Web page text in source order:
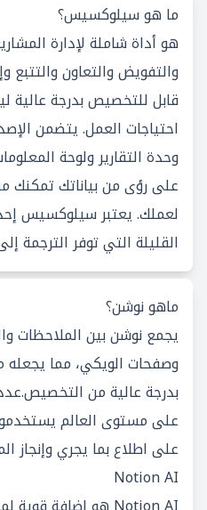
ما هو سيلوكسيس؟
هو أداة شاملة لإدارة
والتفويض والتعاون
قابل للتخصيص بدرجة عالية
احتياجات العمل. يتضمن
وحدة التقارير ولوحة
على رؤى من بياناتك تمكنك
لعملك. يعتبر سيلوكسيس
القليلة التي توفر الترجمة
ماهو نوشن؟
يجمع نوشن بين الملاحظات
وصفحات الويكي، مما
بدرجة عالية من
على مستوى العالم
على اطلاع بما يجري وإنجاز
Notion AI